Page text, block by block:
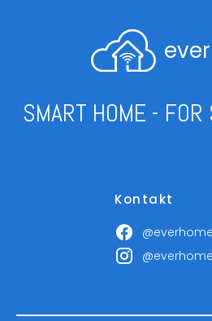
SMART HOME - FOR
Kontakt